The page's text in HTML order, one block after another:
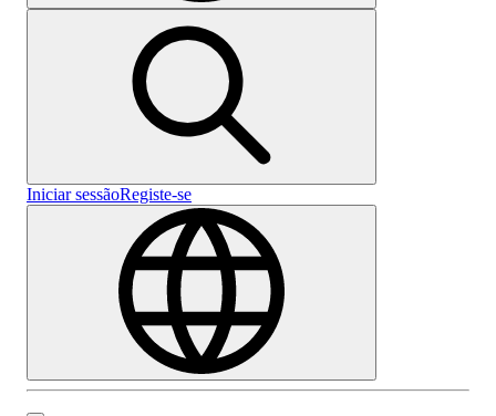
Iniciar sessãoRegiste-se